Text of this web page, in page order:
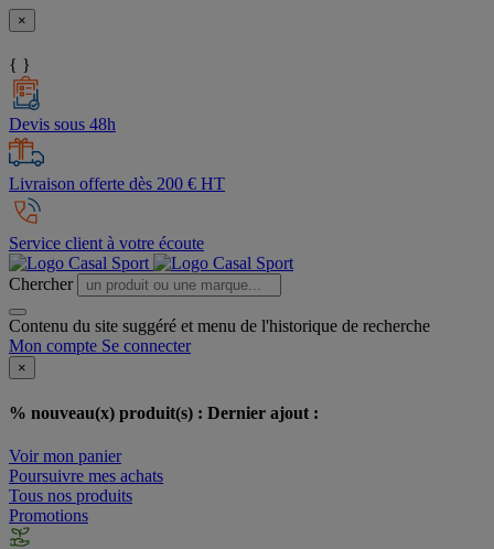
×
{ }
Devis sous 48h
Livraison offerte dès 200 € HT
Service client à votre écoute
Chercher
Contenu du site suggéré et menu de l'historique de recherche
Mon compte Se connecter
×
% nouveau(x) produit(s) : Dernier ajout :
Voir mon panier
Poursuivre mes achats
Tous nos produits
Promotions